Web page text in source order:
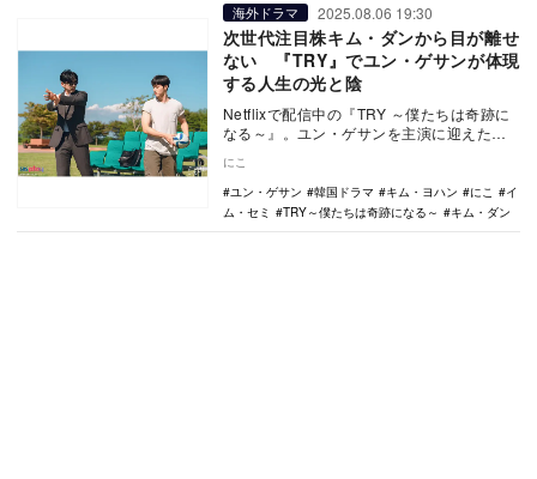
海外ドラマ 2025.08.06 19:30
次世代注目株キム・ダンから目が離せ
ない 『TRY』でユン・ゲサンが体現
する人生の光と陰
Netflixで配信中の『TRY ～僕たちは奇跡に
なる～』。ユン・ゲサンを主演に迎えたス
ポ…
にこ
ユン・ゲサン
韓国ドラマ キム・ヨハン にこ
イ
ム・セミ
TRY～僕たちは奇跡になる～ キム・ダン